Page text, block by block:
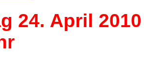
24. April